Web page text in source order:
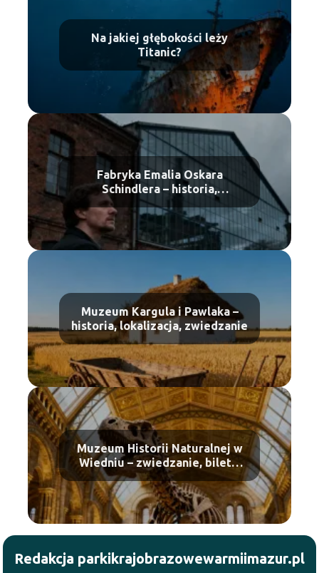
Na jakiej głębokości leży
Titanic?
Fabryka Emalia Oskara
Schindlera – historia,
zwiedzanie, bilety
Muzeum Kargula i Pawlaka –
historia, lokalizacja, zwiedzanie
Muzeum Historii Naturalnej w
Wiedniu – zwiedzanie, bilety,
atrakcje
Redakcja parkikrajobrazowewarmiimazur.pl